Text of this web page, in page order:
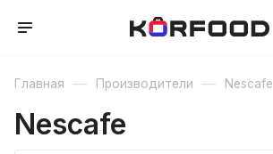
Главная — Производители — Nescafe
Nescafe